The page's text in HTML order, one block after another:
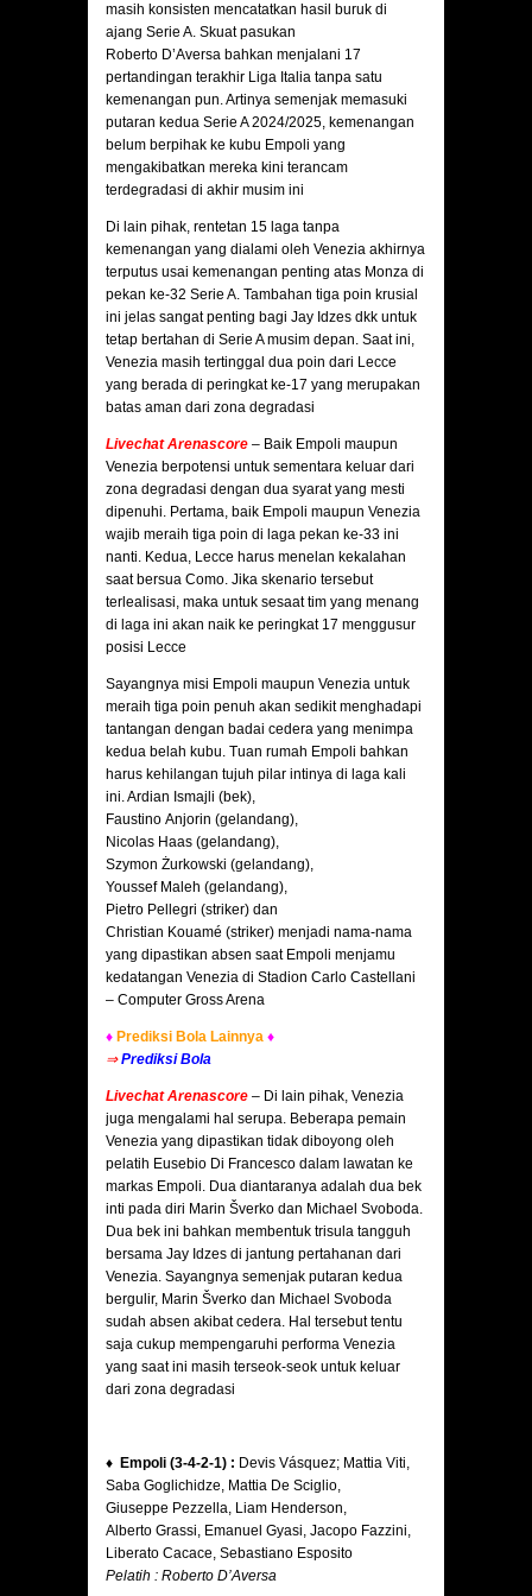
masih konsisten mencatatkan hasil buruk di
ajang Serie A. Skuat pasukan
Roberto D’Aversa bahkan menjalani 17
pertandingan terakhir Liga Italia tanpa satu
kemenangan pun. Artinya semenjak memasuki
putaran kedua Serie A 2024/2025, kemenangan
belum berpihak ke kubu Empoli yang
mengakibatkan mereka kini terancam
terdegradasi di akhir musim ini
Di lain pihak, rentetan 15 laga tanpa
kemenangan yang dialami oleh Venezia akhirnya
terputus usai kemenangan penting atas Monza di
pekan ke-32 Serie A. Tambahan tiga poin krusial
ini jelas sangat penting bagi Jay Idzes dkk untuk
tetap bertahan di Serie A musim depan. Saat ini,
Venezia masih tertinggal dua poin dari Lecce
yang berada di peringkat ke-17 yang merupakan
batas aman dari zona degradasi
Livechat Arenascore – Baik Empoli maupun
Venezia berpotensi untuk sementara keluar dari
zona degradasi dengan dua syarat yang mesti
dipenuhi. Pertama, baik Empoli maupun Venezia
wajib meraih tiga poin di laga pekan ke-33 ini
nanti. Kedua, Lecce harus menelan kekalahan
saat bersua Como. Jika skenario tersebut
terlealisasi, maka untuk sesaat tim yang menang
di laga ini akan naik ke peringkat 17 menggusur
posisi Lecce
Sayangnya misi Empoli maupun Venezia untuk
meraih tiga poin penuh akan sedikit menghadapi
tantangan dengan badai cedera yang menimpa
kedua belah kubu. Tuan rumah Empoli bahkan
harus kehilangan tujuh pilar intinya di laga kali
ini. Ardian Ismajli (bek),
Faustino Anjorin (gelandang),
Nicolas Haas (gelandang),
Szymon Żurkowski (gelandang),
Youssef Maleh (gelandang),
Pietro Pellegri (striker) dan
Christian Kouamé (striker) menjadi nama-nama
yang dipastikan absen saat Empoli menjamu
kedatangan Venezia di Stadion Carlo Castellani
– Computer Gross Arena
♦ Prediksi Bola Lainnya ♦
⇒ Prediksi Bola
Livechat Arenascore – Di lain pihak, Venezia
juga mengalami hal serupa. Beberapa pemain
Venezia yang dipastikan tidak diboyong oleh
pelatih Eusebio Di Francesco dalam lawatan ke
markas Empoli. Dua diantaranya adalah dua bek
inti pada diri Marin Šverko dan Michael Svoboda.
Dua bek ini bahkan membentuk trisula tangguh
bersama Jay Idzes di jantung pertahanan dari
Venezia. Sayangnya semenjak putaran kedua
bergulir, Marin Šverko dan Michael Svoboda
sudah absen akibat cedera. Hal tersebut tentu
saja cukup mempengaruhi performa Venezia
yang saat ini masih terseok-seok untuk keluar
dari zona degradasi
♦ Empoli (3-4-2-1) : Devis Vásquez; Mattia Viti,
Saba Goglichidze, Mattia De Sciglio,
Giuseppe Pezzella, Liam Henderson,
Alberto Grassi, Emanuel Gyasi, Jacopo Fazzini,
Liberato Cacace, Sebastiano Esposito
Pelatih : Roberto D’Aversa